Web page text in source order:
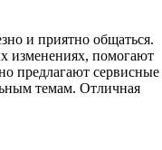
и приятно общаться.
изменениях, помогают
предлагают сервисные
темам. Отличная